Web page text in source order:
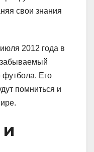
свои знания
2012 года в
футбола. Его
помниться и
и